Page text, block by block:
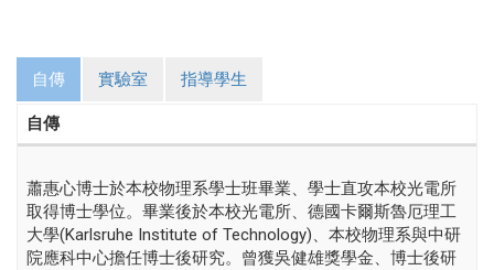
自傳 實驗室 指導學生
自傳
蕭惠心博士於本校物理系學士班畢業、學士直攻本校光電所
取得博士學位。畢業後於本校光電所、德國卡爾斯魯厄理工
大學(Karlsruhe Institute of Technology)、本校物理系與中研
院應科中心擔任博士後研究。曾獲吳健雄獎學金、博士後研